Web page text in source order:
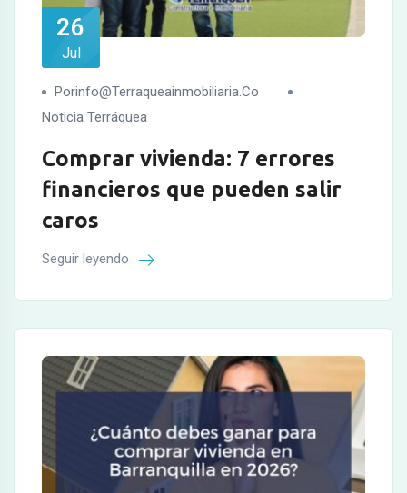
26
Jul
Porinfo@terraqueainmobiliaria.co
Noticia Terráquea
Comprar vivienda: 7 errores
financieros que pueden salir
caros
Seguir leyendo